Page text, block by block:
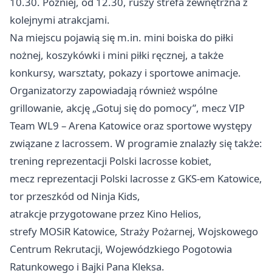
kolejnymi atrakcjami.
Na miejscu pojawią się m.in. mini boiska do piłki
nożnej, koszykówki i mini piłki ręcznej, a także
konkursy, warsztaty, pokazy i sportowe animacje.
Organizatorzy zapowiadają również wspólne
grillowanie, akcję „Gotuj się do pomocy”, mecz VIP
Team WL9 – Arena Katowice oraz sportowe występy
związane z lacrossem. W programie znalazły się także:
trening reprezentacji Polski lacrosse kobiet,
mecz reprezentacji Polski lacrosse z GKS-em Katowice,
tor przeszkód od Ninja Kids,
atrakcje przygotowane przez Kino Helios,
strefy MOSiR Katowice, Straży Pożarnej, Wojskowego
Centrum Rekrutacji, Wojewódzkiego Pogotowia
Ratunkowego i Bajki Pana Kleksa.